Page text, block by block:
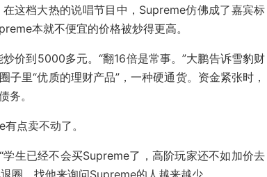
这档大热的说唱节目中，Supreme仿佛成了嘉宾标
本就不便宜的价格被炒得更高。
价到5000多元。“翻16倍是常事。”大鹏告诉雪豹财
里“优质的理财产品”，一种硬通货。资金紧张时，
务。
点卖不动了。
生已经不会买Supreme了，高阶玩家还不如加价去
圈，找他来询问Supreme的人越来越少。